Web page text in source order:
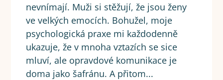
nevnímají. Muži si stěžují, že jsou ženy
ve velkých emocích. Bohužel, moje
psychologická praxe mi každodenně
ukazuje, že v mnoha vztazích se sice
mluví, ale opravdové komunikace je
doma jako šafránu. A přitom...